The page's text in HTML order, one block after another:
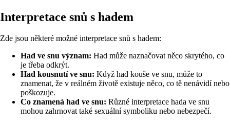
Interpretace snů s hadem
Zde jsou některé možné interpretace snů s hadem:
Had ve snu význam: Had může naznačovat něco skrytého, co
je třeba odkrýt.
Had kousnutí ve snu: Když had kouše ve snu, může to
znamenat, že v reálném životě existuje něco, co tě nenávidí nebo
poškozuje.
Co znamená had ve snu: Různé interpretace hada ve snu
mohou zahrnovat také sexuální symboliku nebo nebezpečí.